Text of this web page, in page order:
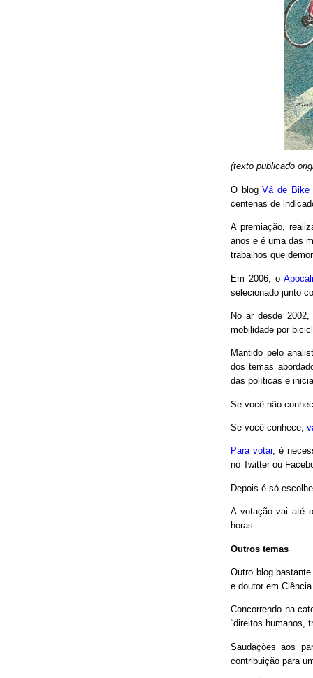
(texto publicado
O blogVá de Bike
centenas de
A premiação,
anos e é uma das
trabalhos que
Em 2006, o
selecionado junto
No ar desde
mobilidade por
Mantido pelo
dos temas
das políticas e
Se você não
Se você conhece,
Para votar, é
no Twitter ou
Depois é só
A votação vai até
horas.
Outros temas
Outro blog
e doutor em
Concorrendo na
“direitos humanos,
Saudações aos
contribuição para